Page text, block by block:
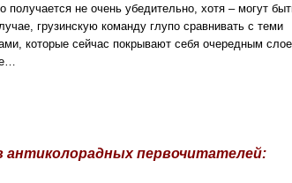
получается не очень убедительно, хотя – могут
грузинскую команду глупо сравнивать с теми
которые сейчас покрывают себя очередным
антиколорадных первочитателей: